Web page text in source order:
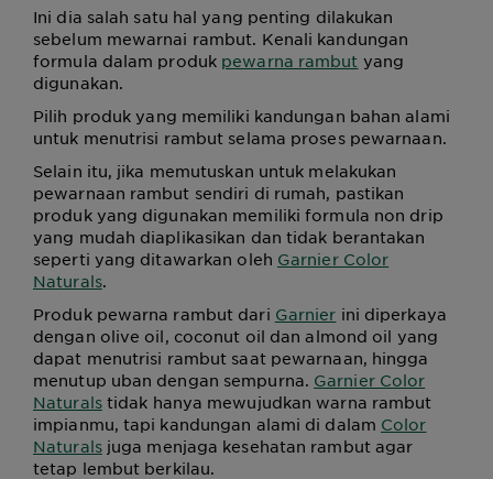
Ini dia salah satu hal yang penting dilakukan
sebelum mewarnai rambut. Kenali kandungan
formula dalam produk pewarna rambut yang
digunakan.
Pilih produk yang memiliki kandungan bahan alami
untuk menutrisi rambut selama proses pewarnaan.
Selain itu, jika memutuskan untuk melakukan
pewarnaan rambut sendiri di rumah, pastikan
produk yang digunakan memiliki formula non drip
yang mudah diaplikasikan dan tidak berantakan
seperti yang ditawarkan oleh Garnier Color
Naturals.
Produk pewarna rambut dari Garnier ini diperkaya
dengan olive oil, coconut oil dan almond oil yang
dapat menutrisi rambut saat pewarnaan, hingga
menutup uban dengan sempurna. Garnier Color
Naturalstidak hanya mewujudkan warna rambut
impianmu, tapi kandungan alami di dalam Color
Naturalsjuga menjaga kesehatan rambut agar
tetap lembut berkilau.